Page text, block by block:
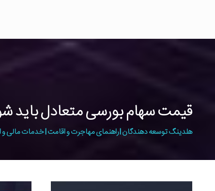
قیمت سهام بورسی متعادل باید
هلدینگ توسعه دهندگان | راهنمای مهاجرت و اقامت | خدمات مالی و